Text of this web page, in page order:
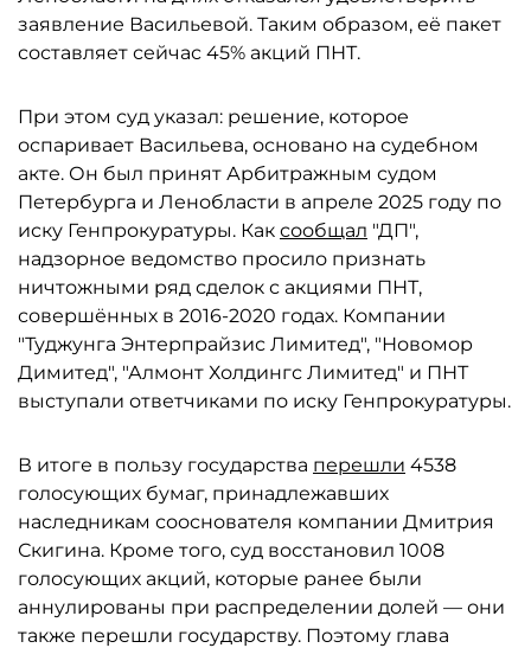
заявление Васильевой. Таким образом, её пакет
составляет сейчас 45% акций ПНТ.
При этом суд указал: решение, которое
оспаривает Васильева, основано на судебном
акте. Он был принят Арбитражным судом
Петербурга и Ленобласти в апреле 2025 году по
иску Генпрокуратуры. Как сообщал "ДП",
надзорное ведомство просило признать
ничтожными ряд сделок с акциями ПНТ,
совершённых в 2016-2020 годах. Компании
"Туджунга Энтерпрайзис Лимитед", "Новомор
Димитед", "Алмонт Холдингс Лимитед" и ПНТ
выступали ответчиками по иску Генпрокуратуры.
В итоге в пользу государства перешли 4538
голосующих бумаг, принадлежавших
наследникам сооснователя компании Дмитрия
Скигина. Кроме того, суд восстановил 1008
голосующих акций, которые ранее были
аннулированы при распределении долей — они
также перешли государству. Поэтому глава